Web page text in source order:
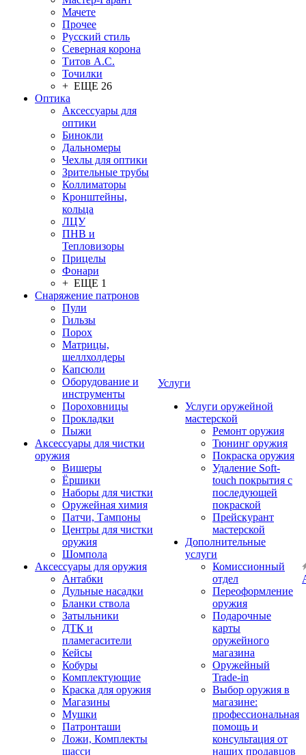
Мачете
Прочее
Русский стиль
Северная корона
Титов А.С.
Точилки
+ ЕЩЕ 26
Оптика
Аксессуары для
оптики
Бинокли
Дальномеры
Чехлы для оптики
Зрительные трубы
Коллиматоры
Кронштейны,
кольца
ЛЦУ
ПНВ и
Тепловизоры
Прицелы
Фонари
+ ЕЩЕ 1
Снаряжение патронов
Пули
Гильзы
Порох
Матрицы,
шеллхолдеры
Капсюли
Оборудование и
инструменты
Пороховницы
Прокладки
Пыжи
Аксессуары для чистки
оружия
Вишеры
Ёршики
Наборы для чистки
Оружейная химия
Патчи, Тампоны
Центры для чистки
оружия
Шомпола
Аксессуары для оружия
Антабки
Дульные насадки
Бланки ствола
Затыльники
ДТК и
пламегасители
Кейсы
Кобуры
Комплектующие
Краска для оружия
Магазины
Мушки
Патронташи
Ложи, Комплекты
шасси
Услуги
Услуги оружейной
мастерской
Ремонт оружия
Тюнинг оружия
Покраска оружия
Удаление Soft-
touch покрытия с
последующей
покраской
Прейскурант
мастерской
Дополнительные
услуги
Комиссионный
отдел
Переоформление
оружия
Подарочные
карты
оружейного
магазина
Оружейный
Trade-in
Выбор оружия в
магазине:
профессиональная
помощь и
консультация от
наших продавцов